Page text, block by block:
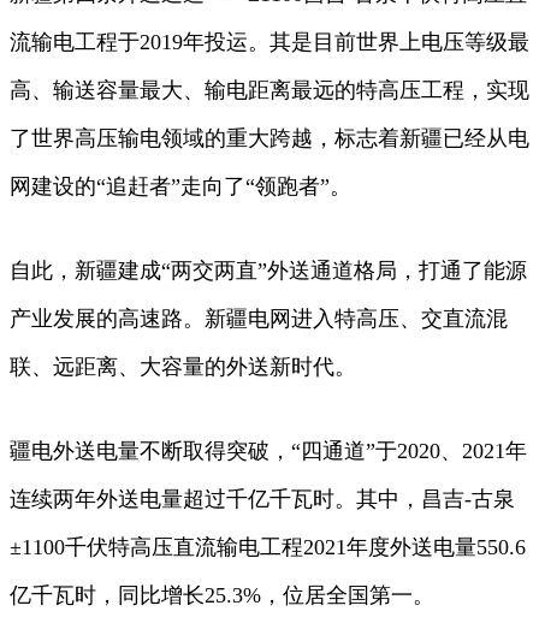
流输电工程于2019年投运。其是目前世界上电压等级最
高、输送容量最大、输电距离最远的特高压工程，实现
了世界高压输电领域的重大跨越，标志着新疆已经从电
网建设的“追赶者”走向了“领跑者”。
自此，新疆建成“两交两直”外送通道格局，打通了能源
产业发展的高速路。新疆电网进入特高压、交直流混
联、远距离、大容量的外送新时代。
疆电外送电量不断取得突破，“四通道”于2020、2021年
连续两年外送电量超过千亿千瓦时。其中，昌吉-古泉
±1100千伏特高压直流输电工程2021年度外送电量550.6
亿千瓦时，同比增长25.3%，位居全国第一。